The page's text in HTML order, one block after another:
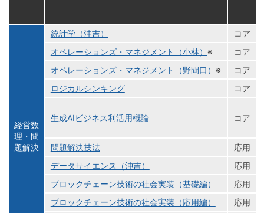
経営数
理・問
題解決
統計学（沖吉） コア
オペレーションズ・マネジメント（小林） ※ コア
オペレーションズ・マネジメント（野間口） ※ コア
ロジカルシンキング
コア
生成AIビジネス利活用概論 コア
問題解決技法 応用
データサイエンス（沖吉）
応用
ブロックチェーン技術の社会実装（基礎編）
応用
ブロックチェーン技術の社会実装（応用編）
応用